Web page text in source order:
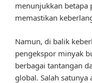
menunjukkan betapa
memastikan
Namun, di balik
pengekspor minyak
berbagai tantangan
global. Salah